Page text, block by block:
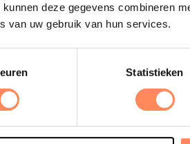
deze gegevens combineren
van uw gebruik van hun services.
Statistieken
boer!
bij BoerenBed zijn alle (max 5)
tour door de boer.